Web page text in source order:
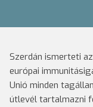
Szerdán ismerteti
európai
Unió minden
útlevél tartalmazni